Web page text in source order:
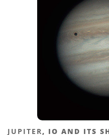
JUPITER, IO AND ITS